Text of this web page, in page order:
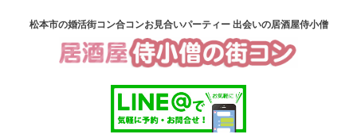
松本市の婚活街コン合コンお見合いパーティー 出会いの居酒屋侍小僧